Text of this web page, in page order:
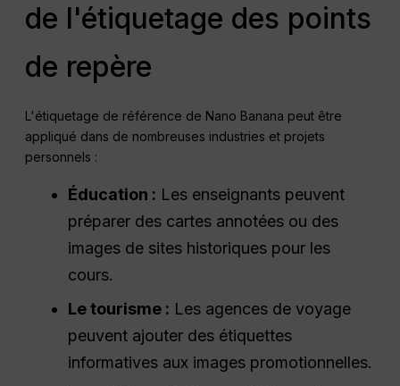
de l'étiquetage des points
de repère
L'étiquetage de référence de Nano Banana peut être
appliqué dans de nombreuses industries et projets
personnels :
Éducation : Les enseignants peuvent
préparer des cartes annotées ou des
images de sites historiques pour les
cours.
Le tourisme : Les agences de voyage
peuvent ajouter des étiquettes
informatives aux images promotionnelles.